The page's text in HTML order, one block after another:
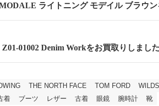
ライトニング モデイル ブラウン
01002 Denim Workをお買取りしました
THE NORTH FACE TOM FORD
着 ブーツ レザー 古着 眼鏡 腕時計 靴